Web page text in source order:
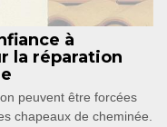
à
la réparation
peuvent être forcées
chapeaux de cheminée.